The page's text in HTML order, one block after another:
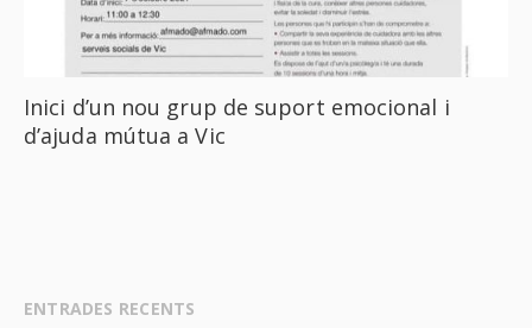
Inici d’un nou grup de suport emocional i
d’ajuda mútua a Vic
ENTRADES RECENTS